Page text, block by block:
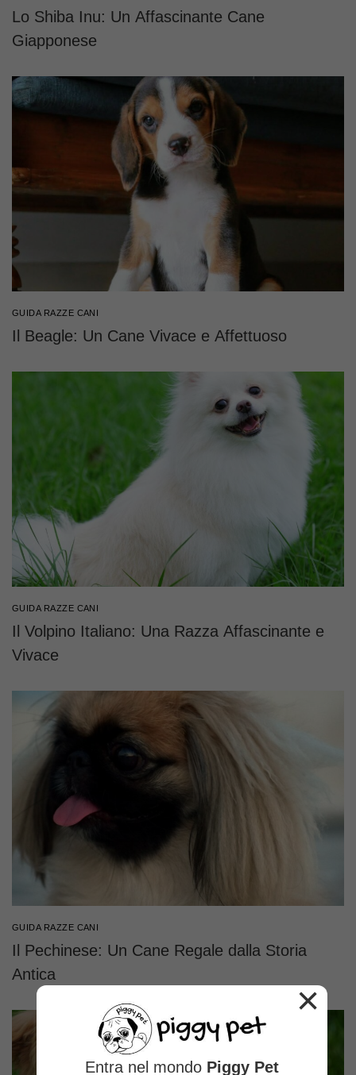
Lo Shiba Inu: Un Affascinante Cane
Giapponese
GUIDA RAZZE CANI
Il Beagle: Un Cane Vivace e Affettuoso
GUIDA RAZZE CANI
Il Volpino Italiano: Una Razza Affascinante e
Vivace
GUIDA RAZZE CANI
Il Pechinese: Un Cane Regale dalla Storia
Antica
×
Entra nel mondo Piggy Pet